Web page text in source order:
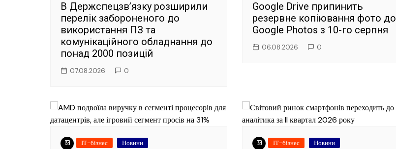
В Держспецзв’язку розширили
перелік забороненого до
використання ПЗ та
комунікаційного обладнання до
понад 2000 позицій
07.08.2026 0
Google Drive припинить
резервне копіювання фото до
Google Photos з 10-го серпня
06.08.2026 0
ІТ-бізнес Новини ІТ-бізнес Новини